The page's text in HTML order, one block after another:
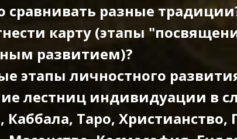
сравнивать разные
карту (этапы
развитием)?
этапы личностного
лестниц индивидуации в
Таро,